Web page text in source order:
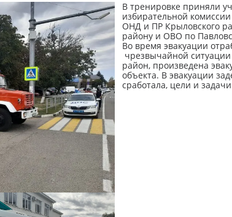
В тренировке приняли
избирательной
ОНД и ПР Крыловского
району и ОВО по
Во время эвакуации
чрезвычайной
район, произведена
объекта. В эвакуации
сработала, цели и